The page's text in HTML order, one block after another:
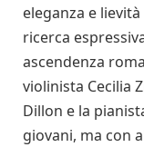
eleganza e
ricerca
ascendenza
violinista Cecilia
Dillon e la
giovani, ma con